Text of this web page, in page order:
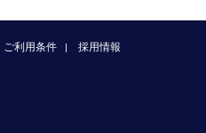
ご利用条件 採用情報